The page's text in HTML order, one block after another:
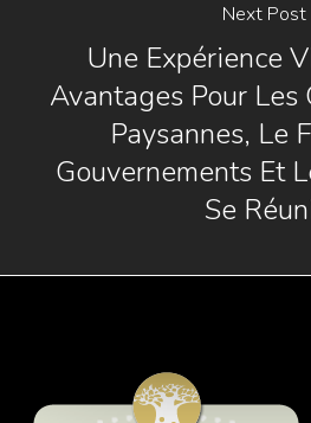
Next Post
Une Expérience
Avantages Pour
Paysannes, Le
Gouvernements Et
Se